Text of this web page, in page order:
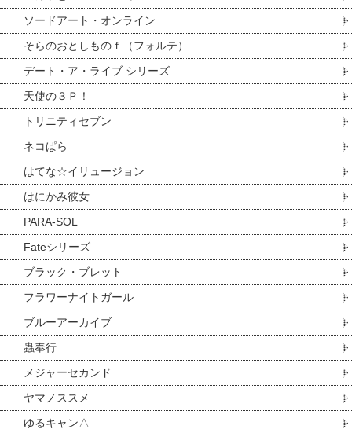
ソードアート・オンライン
そらのおとしものｆ（フォルテ）
デート・ア・ライブ シリーズ
天使の３Ｐ！
トリニティセブン
ネコぱら
はてな☆イリュージョン
はにかみ彼女
PARA-SOL
Fateシリーズ
ブラック・ブレット
フラワーナイトガール
ブルーアーカイブ
蟲奉行
メジャーセカンド
ヤマノススメ
ゆるキャン△